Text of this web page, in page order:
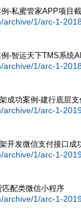
-私蜜管家APP项目
archive/1/arc-1-
-智运天下TMS系统
archive/1/arc-1-
成功案例-建行底层
archive/1/arc-1-
开发微信支付接口成
archive/1/arc-1-
配类微信小程序
archive/1/arc-1-